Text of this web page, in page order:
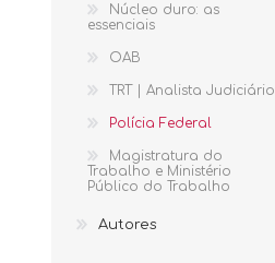
Núcleo duro: as
essenciais
OAB
TRT | Analista Judiciário
Polícia Federal
Magistratura do
Trabalho e Ministério
Público do Trabalho
Autores